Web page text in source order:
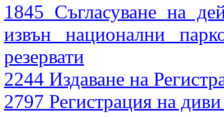
1845 Съгласуване на
извън национални
резервати
2244 Издаване на
2797 Регистрация на